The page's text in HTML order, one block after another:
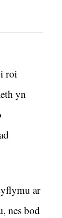
roi
yn
ar
nes bod